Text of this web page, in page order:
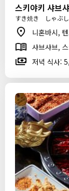
스키야키 샤브
すき焼き しゃぶ
니혼바시,
샤브샤브,
저녁 식사: